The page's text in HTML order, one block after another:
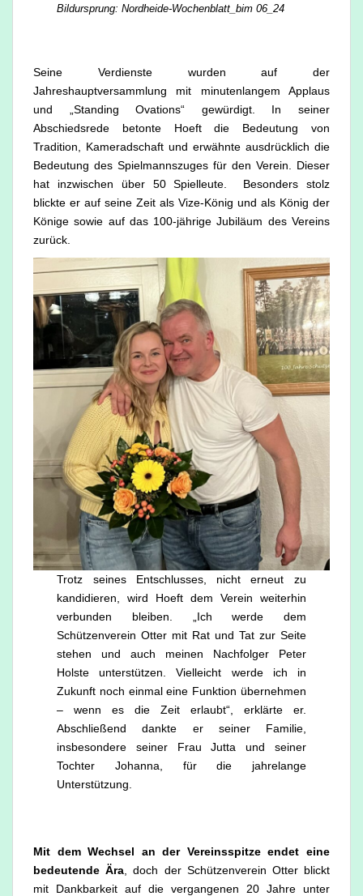
Bildursprung: Nordheide-Wochenblatt_bim 06_24
Seine Verdienste wurden auf der
Jahreshauptversammlung mit minutenlangem Applaus
und „Standing Ovations“ gewürdigt. In seiner
Abschiedsrede betonte Hoeft die Bedeutung von
Tradition, Kameradschaft und erwähnte ausdrücklich die
Bedeutung des Spielmannszuges für den Verein. Dieser
hat inzwischen über 50 Spielleute. Besonders stolz
blickte er auf seine Zeit als Vize-König und als König der
Könige sowie auf das 100-jährige Jubiläum des Vereins
zurück.
Trotz seines Entschlusses, nicht erneut zu
kandidieren, wird Hoeft dem Verein weiterhin
verbunden bleiben. „Ich werde dem
Schützenverein Otter mit Rat und Tat zur Seite
stehen und auch meinen Nachfolger Peter
Holste unterstützen. Vielleicht werde ich in
Zukunft noch einmal eine Funktion übernehmen
– wenn es die Zeit erlaubt“, erklärte er.
Abschließend dankte er seiner Familie,
insbesondere seiner Frau Jutta und seiner
Tochter Johanna, für die jahrelange
Unterstützung.
Mit dem Wechsel an der Vereinsspitze endet eine
bedeutende Ära, doch der Schützenverein Otter blickt
mit Dankbarkeit auf die vergangenen 20 Jahre unter